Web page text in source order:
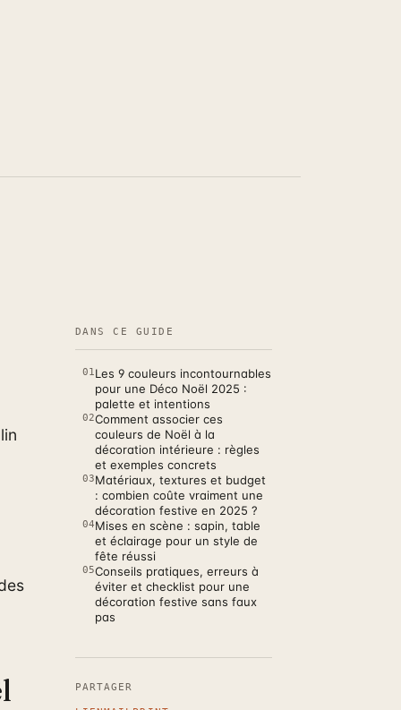
DANS CE GUIDE
01Les 9 couleurs incontournables
pour une Déco Noël 2025 :
palette et intentions
02Comment associer ces
couleurs de Noël à la
décoration intérieure : règles
et exemples concrets
03Matériaux, textures et budget
: combien coûte vraiment une
décoration festive en 2025 ?
04Mises en scène : sapin, table
et éclairage pour un style de
fête réussi
05Conseils pratiques, erreurs à
éviter et checklist pour une
décoration festive sans faux
pas
PARTAGER